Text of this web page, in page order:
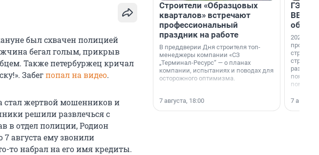
был схвачен полицией
бегал голым, прикрыв
Также петербуржец кричал
Забегпопал на видео.
стал жертвой мошенников и
решили развлечься с
в отдел полиции, Родион
7 августа ему звонили
то набрал на его имя кредиты.
Строители «Образцовых
кварталов» встречают
профессиональный
праздник на работе
В преддверии Дня строителя топ-
менеджеры компании «СЗ
„Терминал-Ресурс“ — о планах
компании, испытаниях и поводах для
осторожного оптимизма.
7 августа, 18:00
ГЭС,
ВВП: в
об
2026-й —
раз. В
7